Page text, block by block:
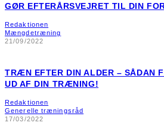
GØR EFTERÅRSVEJRET TIL DIN
Redaktionen
Mængdetræning
21/09/2022
TRÆN EFTER DIN ALDER – SÅDAN
UD AF DIN TRÆNING!
Redaktionen
Generelle træningsråd
17/03/2022